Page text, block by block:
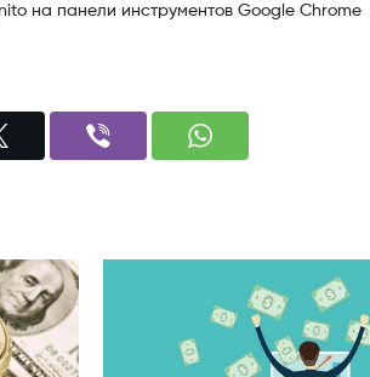
на панели инструментов Google Chrome